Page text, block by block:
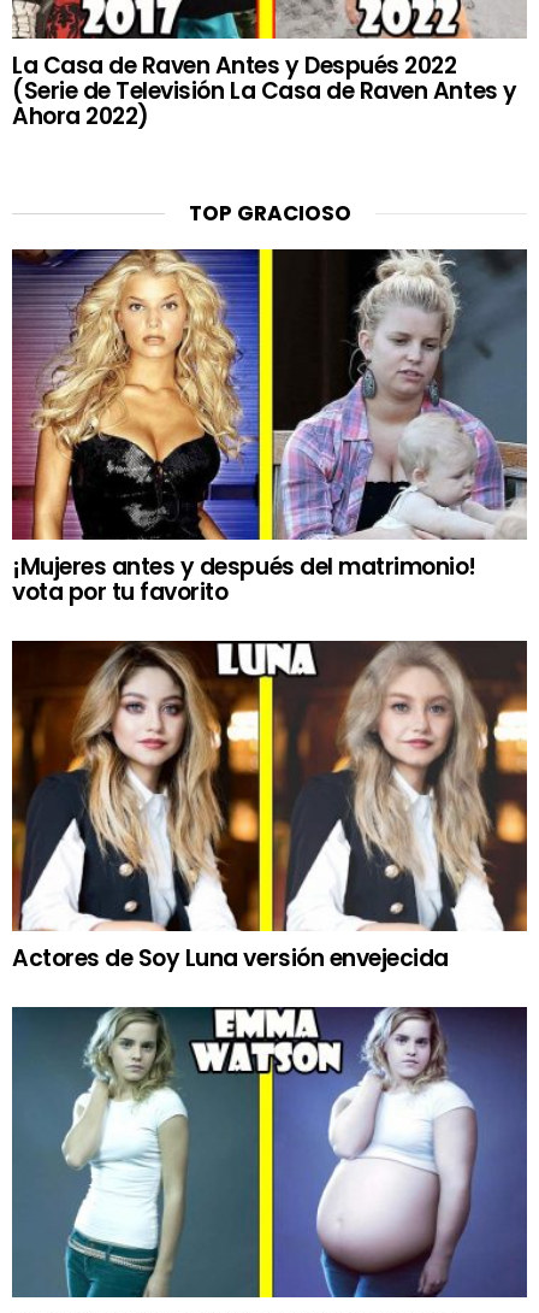
La Casa de Raven Antes y Después 2022
(Serie de Televisión La Casa de Raven Antes y
Ahora 2022)
TOP GRACIOSO
¡Mujeres antes y después del matrimonio!
vota por tu favorito
Actores de Soy Luna versión envejecida